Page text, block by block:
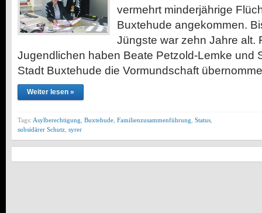
vermehrt minderjährige
Buxtehude angekommen.
Jüngste war zehn Jahre alt.
Jugendlichen haben Beate Petzold-Lemke und
Stadt Buxtehude die Vormundschaft
Weiter lesen »
Tags: Asylberechtigung Buxtehude Familienzusammenführung Status
subsidärer Schutz syrer